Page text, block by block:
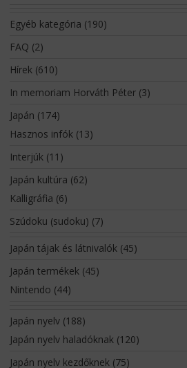
Egyéb kategória (190)
FAQ (2)
Hírek(610)
In memoriam Horváth Péter(3)
Japán (174)
Hasznos infók(13)
Interjúk(11)
Japán kultúra (62)
Kalligráfia (6)
Szúdoku (sudoku) (7)
Japán tájak és látnivalók(45)
Japán termékek(45)
Nintendo (44)
Japán nyelv(188)
Japán nyelv haladóknak(120)
Japán nyelv kezdőknek(75)